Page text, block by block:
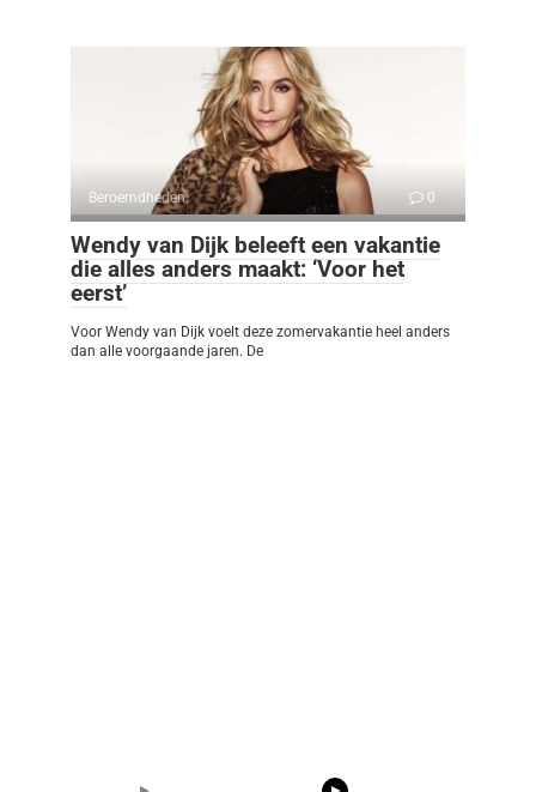
Beroemdheden 0
Wendy van Dijk beleeft een vakantie
die alles anders maakt: ‘Voor het
eerst’
Voor Wendy van Dijk voelt deze zomervakantie heel anders
dan alle voorgaande jaren. De